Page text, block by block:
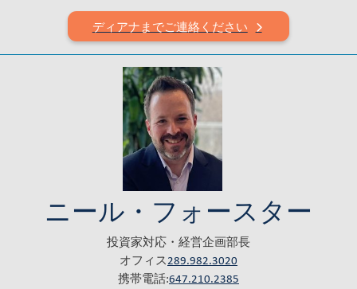
ディアナまでご連絡ください
ニール・フォースター
投資家対応・経営企画部長
オフィス289.982.3020
携帯電話:647.210.2385